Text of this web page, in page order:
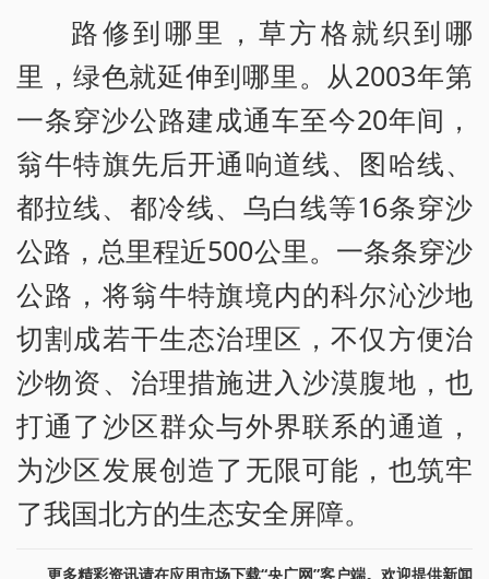
路修到哪里，草方格就织到哪
里，绿色就延伸到哪里。从2003年第
一条穿沙公路建成通车至今20年间，
翁牛特旗先后开通响道线、图哈线、
都拉线、都冷线、乌白线等16条穿沙
公路，总里程近500公里。一条条穿沙
公路，将翁牛特旗境内的科尔沁沙地
切割成若干生态治理区，不仅方便治
沙物资、治理措施进入沙漠腹地，也
打通了沙区群众与外界联系的通道，
为沙区发展创造了无限可能，也筑牢
了我国北方的生态安全屏障。
更多精彩资讯请在应用市场下载“央广网”客户端。欢迎提供新闻